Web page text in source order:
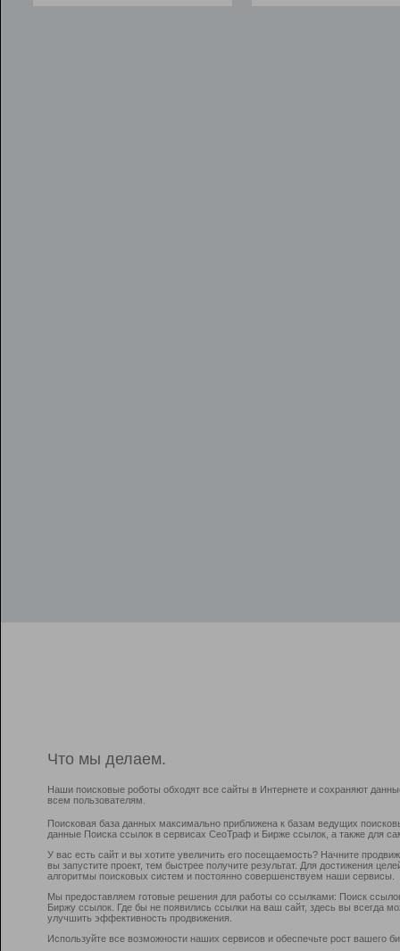
Что мы делаем.
Наши поисковые роботы обходят все сайты в Интернете и сохраняют
всем пользователям.
Поисковая база данных максимально приближена к базам ведущих
данные Поиска ссылок в сервисах СеоТраф и Бирже ссылок, а также для
У вас есть сайт и вы хотите увеличить его посещаемость? Начните
вы запустите проект, тем быстрее получите результат. Для достижения
алгоритмы поисковых систем и постоянно совершенствуем наши сервисы.
Мы предоставляем готовые решения для работы со ссылками: Поиск
Биржу ссылок. Где бы не появились ссылки на ваш сайт, здесь вы всегда
улучшить эффективность продвижения.
Используйте все возможности наших сервисов и обеспечьте рост вашего